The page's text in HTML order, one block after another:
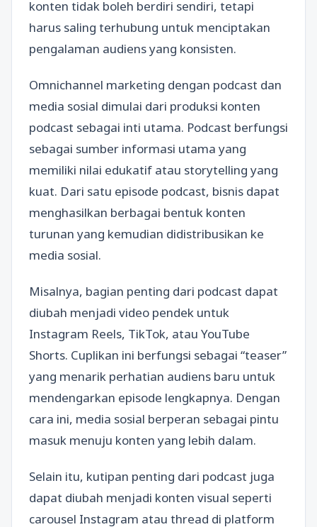
konten tidak boleh berdiri sendiri, tetapi
harus saling terhubung untuk menciptakan
pengalaman audiens yang konsisten.
Omnichannel marketing dengan podcast dan
media sosial dimulai dari produksi konten
podcast sebagai inti utama. Podcast berfungsi
sebagai sumber informasi utama yang
memiliki nilai edukatif atau storytelling yang
kuat. Dari satu episode podcast, bisnis dapat
menghasilkan berbagai bentuk konten
turunan yang kemudian didistribusikan ke
media sosial.
Misalnya, bagian penting dari podcast dapat
diubah menjadi video pendek untuk
Instagram Reels, TikTok, atau YouTube
Shorts. Cuplikan ini berfungsi sebagai “teaser”
yang menarik perhatian audiens baru untuk
mendengarkan episode lengkapnya. Dengan
cara ini, media sosial berperan sebagai pintu
masuk menuju konten yang lebih dalam.
Selain itu, kutipan penting dari podcast juga
dapat diubah menjadi konten visual seperti
carousel Instagram atau thread di platform